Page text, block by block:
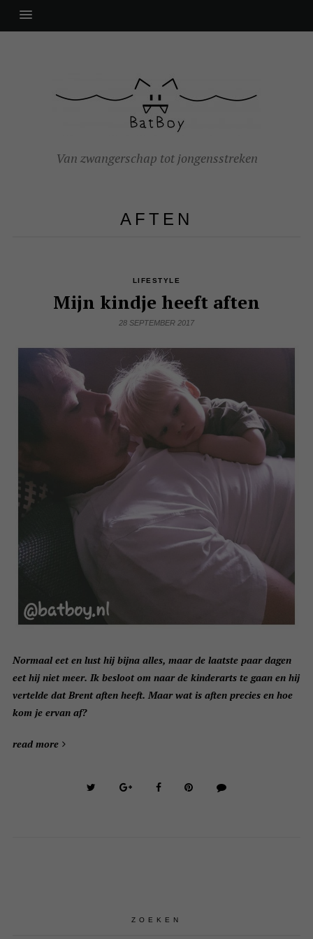
Van zwangerschap tot jongensstreken
AFTEN
LIFESTYLE
Mijn kindje heeft aften
28 SEPTEMBER 2017
Normaal eet en lust hij bijna alles, maar de laatste paar dagen
eet hij niet meer. Ik besloot om naar de kinderarts te gaan en hij
vertelde dat Brent aften heeft. Maar wat is aften precies en hoe
kom je ervan af?
read more
ZOEKEN